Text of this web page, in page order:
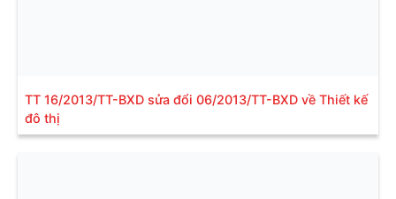
TT 16/2013/TT-BXD sửa đổi 06/2013/TT-BXD về Thiết kế
đô thị